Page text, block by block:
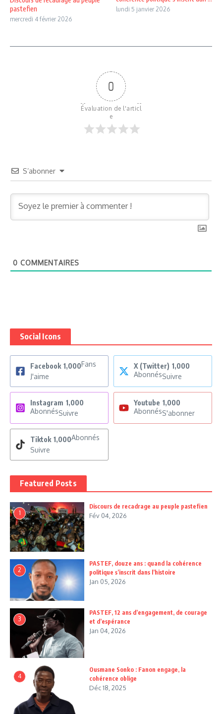
pastefien
mercredi 4 février 2026
lundi 5 janvier 2026
0
Évaluation de l'articl
e
S’abonner
0 COMMENTAIRES
Social Icons
Facebook 1,000Fans
J'aime
X (Twitter) 1,000
AbonnésSuivre
Instagram 1,000
AbonnésSuivre
Youtube 1,000
AbonnésS'abonner
Tiktok 1,000Abonnés
Suivre
Featured Posts
1
Discours de recadrage au peuple pastefien
Fév 04, 2026
2
PASTEF, douze ans : quand la cohérence
politique s’inscrit dans l’histoire
Jan 05, 2026
3
PASTEF, 12 ans d’engagement, de courage
et d’espérance
Jan 04, 2026
4
Ousmane Sonko : Fanon engage, la
cohérence oblige
Déc 18, 2025